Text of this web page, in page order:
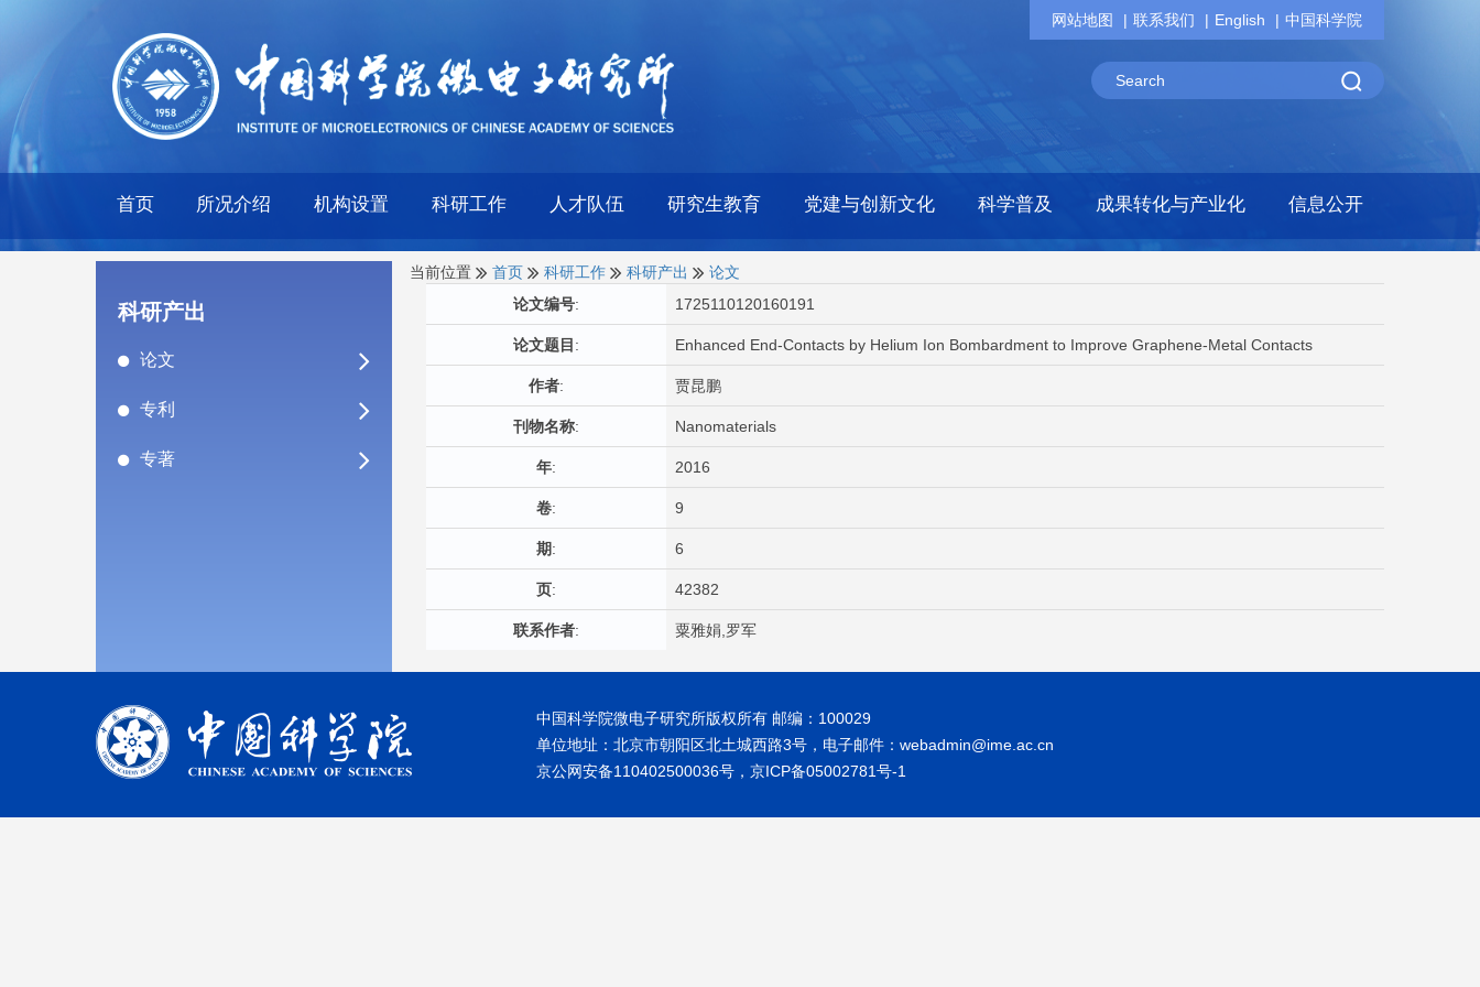
网站地图 联系我们 English 中国科学院
首页 所况介绍 机构设置 科研工作 人才队伍 研究生教育 党建与创新文化 科学普及 成果转化与产业化 信息公开
科研产出
论文
专利
专著
当前位置 首页 科研工作 科研产出
论文
论文编号: 1725110120160191
论文题目 : Enhanced End-Contacts by Helium Ion Bombardment to Improve Graphene-Metal Contacts
作者: 贾昆鹏
刊物名称: Nanomaterials
年: 2016
卷: 9
期: 6
页: 42382
联系作者: 粟雅娟,罗军
中国科学院微电子研究所版权所有 邮编：100029
单位地址：北京市朝阳区北土城西路3号，电子邮件：webadmin@ime.ac.cn
京公网安备110402500036号，京ICP备05002781号-1